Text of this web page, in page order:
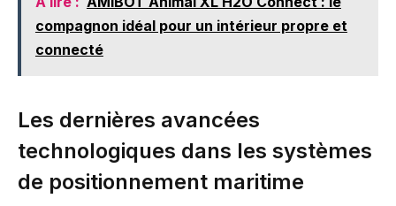
compagnon idéal pour un intérieur propre et
connecté
Les dernières avancées
technologiques dans les systèmes
de positionnement maritime